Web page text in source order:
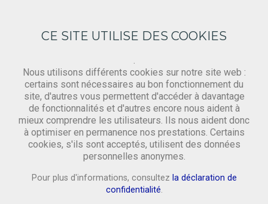
Gewebe
HOME › SHOP › MATERIAL › GEWEBE › BESCHICHTETES
GEWEBE: BORDEAUX, 75CM BAHN
CE SITE UTILISE DES COOKIES
.
Nous utilisons différents cookies sur notre site web :
certains sont nécessaires au bon fonctionnement du
site, d'autres vous permettent d'accéder à davantage
de fonctionnalités et d'autres encore nous aident à
mieux comprendre les utilisateurs. Ils nous aident donc
à optimiser en permanence nos prestations. Certains
cookies, s'ils sont acceptés, utilisent des données
personnelles anonymes.
Pour plus d'informations, consultez la déclaration de
confidentialité.